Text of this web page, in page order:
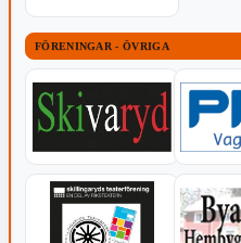
FÖRENINGAR - ÖVRIGA